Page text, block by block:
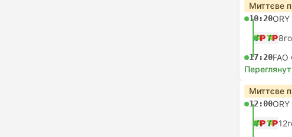
Миттєве
10:20
17:20
Миттєве
12:00